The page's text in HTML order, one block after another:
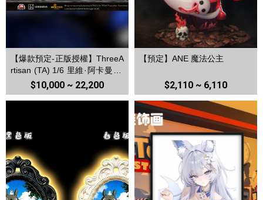
【爆款預定-正版授權】ThreeA
rtisan (TA) 1/6 里維·阿卡曼 利
威爾 進擊的巨人第三季 TPlus
系列
$10,000 ~ 22,200
【預定】ANE 魔法公主
$2,110 ~ 6,110